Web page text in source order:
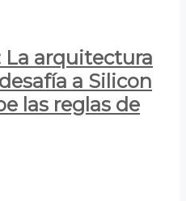
La arquitectura
a Silicon
las reglas de